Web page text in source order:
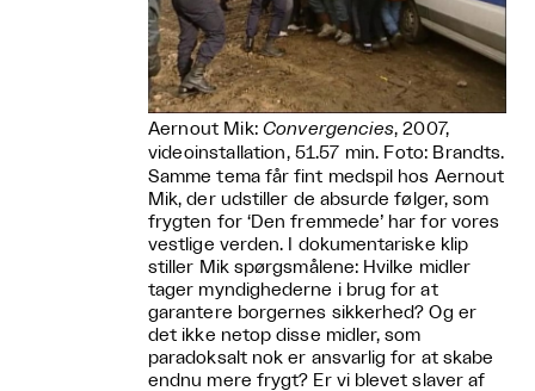
Aernout Mik: Convergencies, 2007,
videoinstallation, 51.57 min. Foto: Brandts.
Samme tema får fint medspil hos Aernout
Mik, der udstiller de absurde følger, som
frygten for ‘Den fremmede’ har for vores
vestlige verden. I dokumentariske klip
stiller Mik spørgsmålene: Hvilke midler
tager myndighederne i brug for at
garantere borgernes sikkerhed? Og er
det ikke netop disse midler, som
paradoksalt nok er ansvarlig for at skabe
endnu mere frygt? Er vi blevet slaver af